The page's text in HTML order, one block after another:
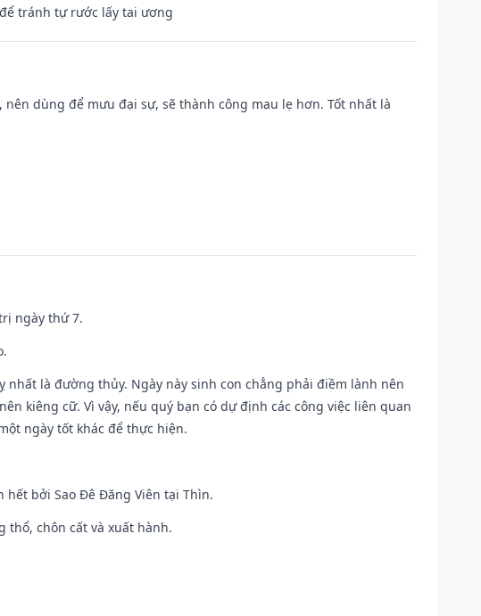
tránh tự rước lấy tai ương
dùng để mưu đại sự, sẽ thành công mau lẹ hơn. Tốt nhất là
ngày thứ 7.
là đường thủy. Ngày này sinh con chẳng phải điềm lành nên
kiêng cữ. Vì vậy, nếu quý bạn có dự định các công việc liên quan
ngày tốt khác để thực hiện.
hết bởi Sao Đê Đăng Viên tại Thìn.
thổ, chôn cất và xuất hành.